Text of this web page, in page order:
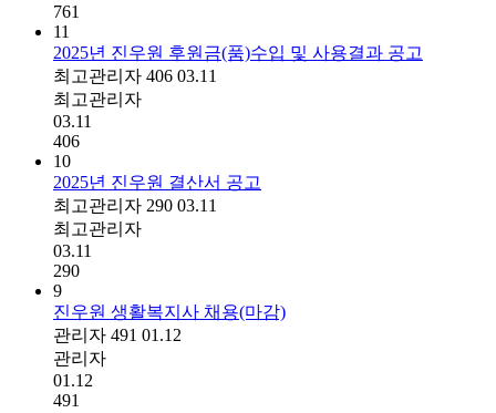
761
11
2025년 진우원 후원금(품)수입 및 사용결과 공고
최고관리자 406 03.11
최고관리자
03.11
406
10
2025년 진우원 결산서 공고
최고관리자 290 03.11
최고관리자
03.11
290
9
진우원 생활복지사 채용(마감)
관리자 491 01.12
관리자
01.12
491